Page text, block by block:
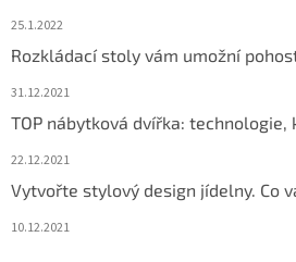
25.1.2022
Rozkládací stoly vám umožní
31.12.2021
TOP nábytková dvířka: technologie,
22.12.2021
Vytvořte stylový design jídelny. Co
10.12.2021